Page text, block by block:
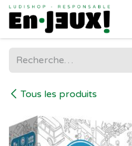
Se rendre au contenu
Tous les produits